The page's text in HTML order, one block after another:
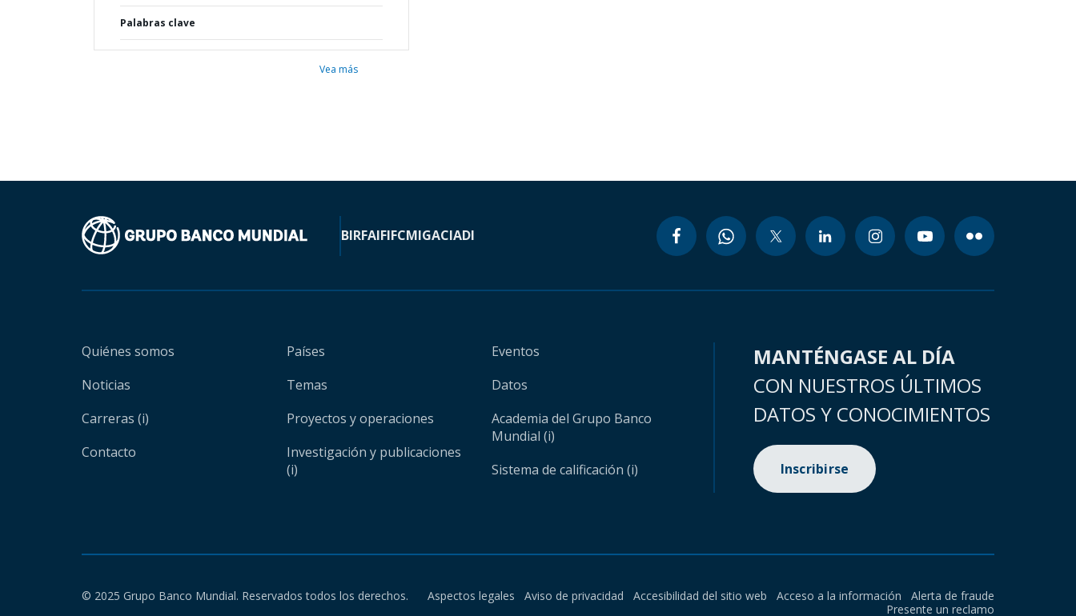
Palabras clave
Vea más
BIRFAIFIFCMIGACIADI
Quiénes somos
Noticias
Carreras (i)
Contacto
Países
Temas
Proyectos y operaciones
Investigación y publicaciones
(i)
Eventos
Datos
Academia del Grupo Banco
Mundial (i)
Sistema de calificación (i)
MANTÉNGASE AL DÍA
CON NUESTROS ÚLTIMOS
DATOS Y CONOCIMIENTOS
Inscribirse
© 2025 Grupo Banco Mundial. Reservados todos los derechos. Aspectos legales Aviso de privacidad Accesibilidad del sitio web Acceso a la información
Alerta de fraude
Presente un reclamo